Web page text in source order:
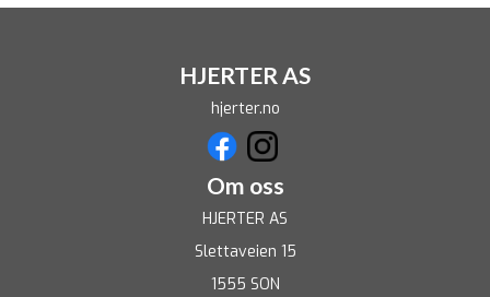
HJERTER AS
hjerter.no
Om oss
HJERTER AS
Slettaveien 15
1555 SON